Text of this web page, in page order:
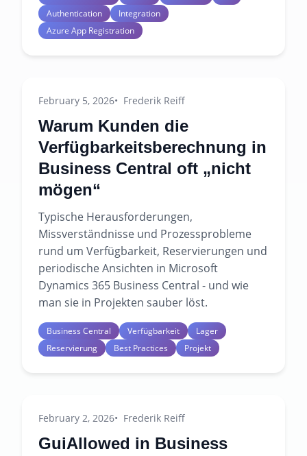
Authentication
Integration
Azure App Registration
February 5, 2026 Frederik Reiff
Warum Kunden die
Verfügbarkeitsberechnung in
Business Central oft „nicht
mögen“
Typische Herausforderungen,
Missverständnisse und Prozessprobleme
rund um Verfügbarkeit, Reservierungen und
periodische Ansichten in Microsoft
Dynamics 365 Business Central - und wie
man sie in Projekten sauber löst.
Business Central Verfügbarkeit
Lager
Reservierung
Best Practices Projekt
February 2, 2026 Frederik Reiff
GuiAllowed in Business